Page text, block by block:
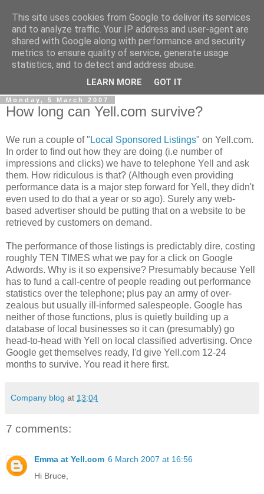
0800 HANDYMAN
0800Handyman discusses handymanning,
entrepreneurship, UK maintenance industry, and more
Monday, 5 March 2007
How long can Yell.com survive?
We run a couple of " Local Sponsored Listings" on Yell.com.
In order to find out how they are doing (i.e number of
impressions and clicks) we have to telephone Yell and ask
them. How ridiculous is that? (Although even providing
performance data is a major step forward for Yell, they didn't
even used to do that a year or so ago). Surely any web-
based advertiser should be putting that on a website to be
retrieved by customers on demand.
The performance of those listings is predictably dire, costing
roughly TEN TIMES what we pay for a click on Google
Adwords. Why is it so expensive? Presumably because Yell
has to fund a call-centre of people reading out performance
statistics over the telephone; plus pay an army of over-
zealous but usually ill-informed salespeople. Google has
neither of those functions, plus is quietly building up a
database of local businesses so it can (presumably) go
head-to-head with Yell on local classified advertising. Once
Google get themselves ready, I'd give Yell.com 12-24
months to survive. You read it here first.
Company blog at 13:04
7 comments:
Emma at Yell.com 6 March 2007 at 16:56
Hi Bruce,
This site uses cookies from Google to deliver its services
and to analyze traffic. Your IP address and user-agent are
shared with Google along with performance and security
metrics to ensure quality of service, generate usage
statistics, and to detect and address abuse.
LEARN MORE GOT IT